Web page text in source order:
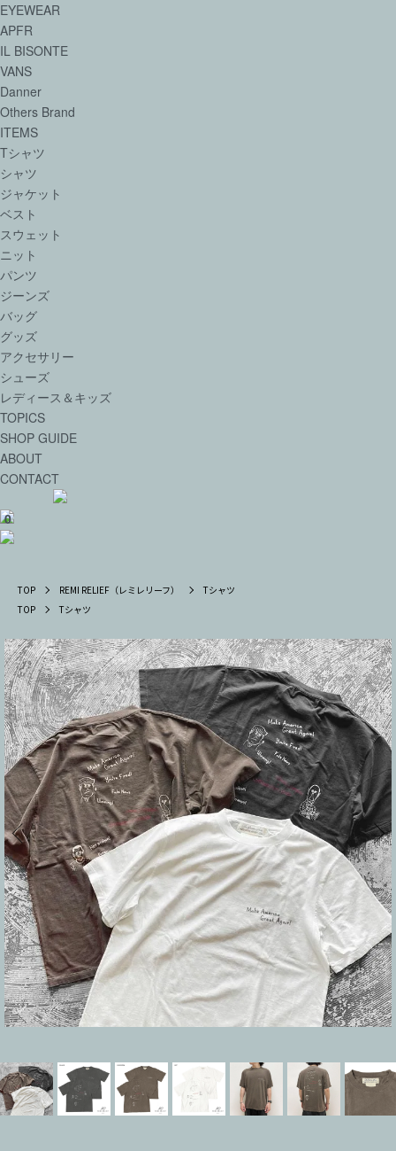
EYEWEAR
APFR
IL BISONTE
VANS
Danner
Others Brand
ITEMS
Tシャツ
シャツ
ジャケット
ベスト
スウェット
ニット
パンツ
ジーンズ
バッグ
グッズ
アクセサリー
シューズ
レディース＆キッズ
TOPICS
SHOP GUIDE
ABOUT
CONTACT
0
TOP REMI RELIEF（レミレリーフ）
Tシャツ
TOP
Tシャツ